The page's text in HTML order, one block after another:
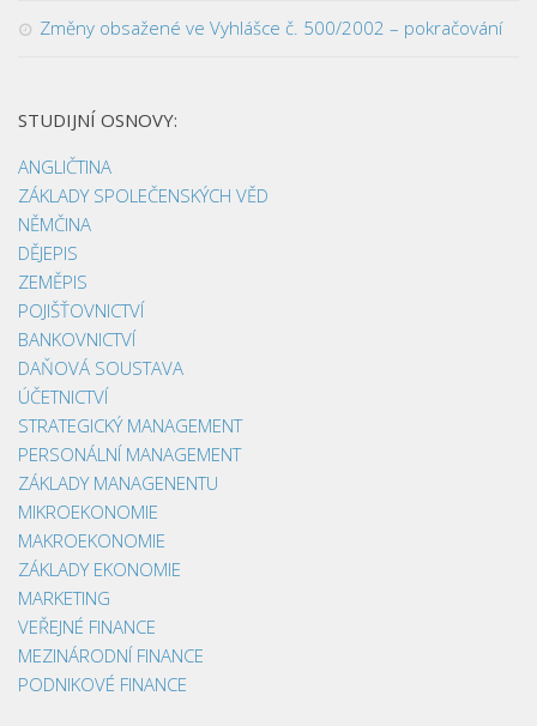
Změny obsažené ve Vyhlášce č. 500/2002 – pokračování
STUDIJNÍ OSNOVY:
ANGLIČTINA
ZÁKLADY SPOLEČENSKÝCH VĚD
NĚMČINA
DĚJEPIS
ZEMĚPIS
POJIŠŤOVNICTVÍ
BANKOVNICTVÍ
DAŇOVÁ SOUSTAVA
ÚČETNICTVÍ
STRATEGICKÝ MANAGEMENT
PERSONÁLNÍ MANAGEMENT
ZÁKLADY MANAGENENTU
MIKROEKONOMIE
MAKROEKONOMIE
ZÁKLADY EKONOMIE
MARKETING
VEŘEJNÉ FINANCE
MEZINÁRODNÍ FINANCE
PODNIKOVÉ FINANCE